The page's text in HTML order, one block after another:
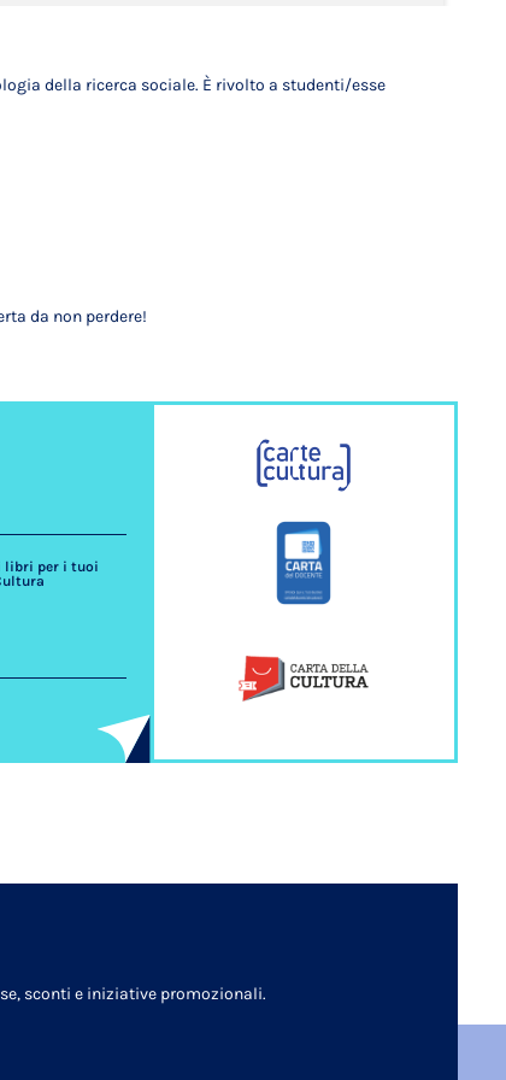
della ricerca sociale. È rivolto a studenti/esse
da non perdere!
libri per i tuoi
sconti e iniziative promozionali.